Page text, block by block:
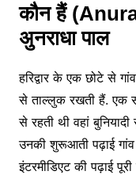
कौन हैं
अुनराधा पाल
हरिद्वार के एक छोटे से
से ताल्लुक रखती हैं. एक
से रहती थी वहां
उनकी शुरूआती पढ़ाई
इंटरमीडिएट की पढ़ाई